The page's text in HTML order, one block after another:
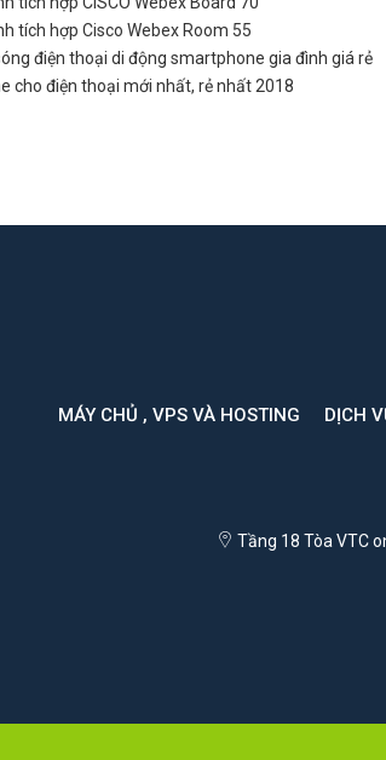
tích hợp Cisco Webex Room 55
điện thoại di động smartphone gia đình giá rẻ
cho điện thoại mới nhất, rẻ nhất 2018
MÁY CHỦ , VPS VÀ HOSTING DỊCH
Tầng 18 Tòa VTC